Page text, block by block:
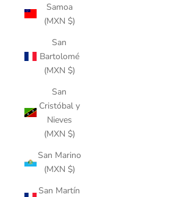
Samoa
(MXN $)
San
Bartolomé
(MXN $)
San
Cristóbal y
Nieves
(MXN $)
San Marino
(MXN $)
San Martín